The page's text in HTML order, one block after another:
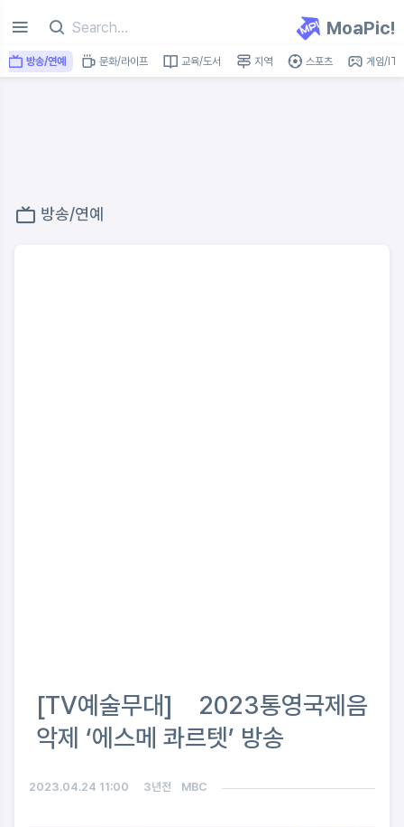
MoaPic!
방송/연예 문화/라이프 교육/도서 지역 스포츠 게임/IT
방송/연예
[TV예술무대] 2023통영국제음
악제 ‘에스메 콰르텟’ 방송
2023.04.24 11:00 3년전 MBC